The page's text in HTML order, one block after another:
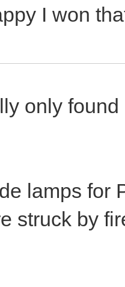
I won
only
lamps for
struck by